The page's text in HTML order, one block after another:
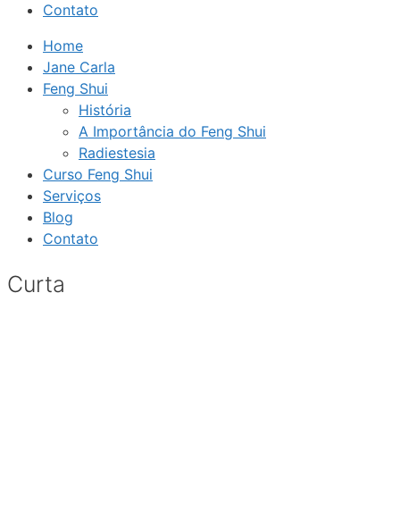
Contato
Home
Jane Carla
Feng Shui
História
A Importância do Feng Shui
Radiestesia
Curso Feng Shui
Serviços
Blog
Contato
Curta